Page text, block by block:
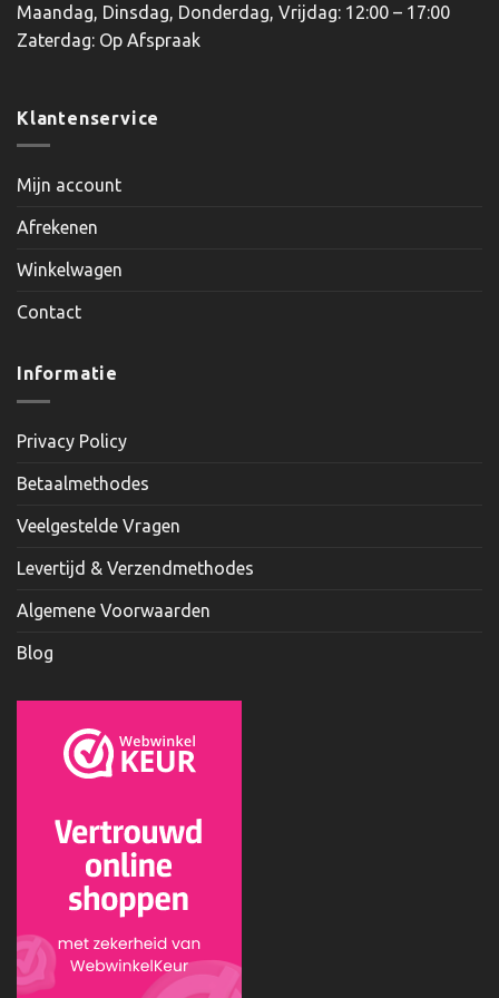
Maandag, Dinsdag, Donderdag, Vrijdag: 12:00 – 17:00
Zaterdag: Op Afspraak
Klantenservice
Mijn account
Afrekenen
Winkelwagen
Contact
Informatie
Privacy Policy
Betaalmethodes
Veelgestelde Vragen
Levertijd & Verzendmethodes
Algemene Voorwaarden
Blog